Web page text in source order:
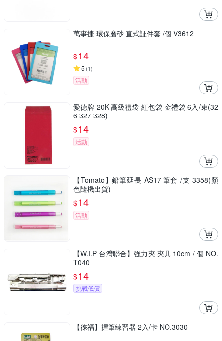
萬事捷 環保磨砂 直式証件套 /個 V3612
$14
5 (1)
活動
愛德牌 20K 高級禮袋 紅包袋 金禮袋 6入/束(32
6 327 328)
$14
活動
【Tomato】鉛筆延長 AS17 筆套 /支 3358(顏
色隨機出貨)
$14
活動
【W.I.P 台灣聯合】強力夾 夾具 10cm / 個 NO.
T040
$14
挑戰低價
【徠福】握筆練習器 2入/卡 NO.3030